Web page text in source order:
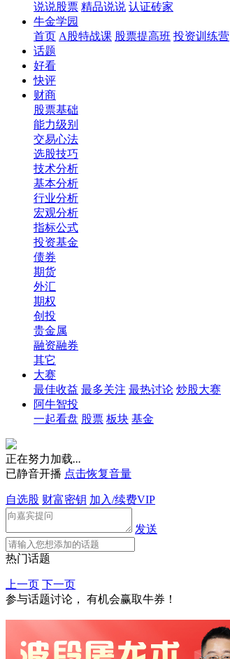
说说股票 精品说说 认证砖家
牛金学园
首页 A股特战课 股票提高班 投资训练营
话题
好看
快评
财商
股票基础
能力级别
交易心法
选股技巧
技术分析
基本分析
行业分析
宏观分析
指标公式
投资基金
债券
期货
外汇
期权
创投
贵金属
融资融券
其它
大赛
最佳收益 最多关注 最热讨论 炒股大赛
阿牛智投
一起看盘 股票 板块 基金
正在努力加载...
已静音开播 点击恢复音量
自选股 财富密钥 加入/续费VIP
发送
热门话题
上一页 下一页
参与话题讨论， 有机会赢取牛券！